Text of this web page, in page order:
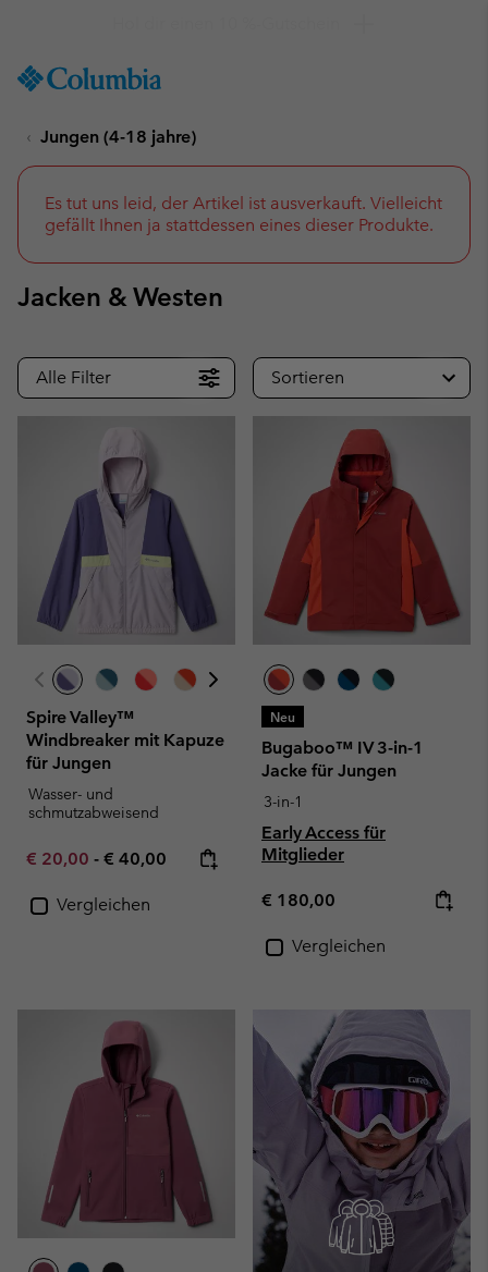
TO
SKIP
NAV
SKIP
TO
SEARCH
Jungen (4-18 jahre)
Es tut uns leid, der Artikel ist ausverkauft. Vielleicht
gefällt Ihnen ja stattdessen eines dieser Produkte.
Jacken & Westen
Alle Filter Sortieren
Spire Valley™
Windbreaker mit Kapuze
für Jungen
Wasser- und
schmutzabweisend
Minimum sale price:
€ 20,00 - Maximum price:
€ 40,00
Vergleichen
Neu
Bugaboo™ IV 3-in-1
Jacke für Jungen
3-in-1
Early Access für
Mitglieder
Regular price:
€ 180,00
Vergleichen